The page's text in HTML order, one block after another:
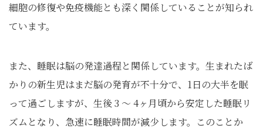
細胞の修復や免疫機能とも深く関係していることが知られ
ています。
また、睡眠は脳の発達過程と関係しています。生まれたば
かりの新生児はまだ脳の発育が不十分で、1日の大半を眠
って過ごしますが、生後 3 〜 4ヶ月頃から安定した睡眠リ
ズムとなり、急速に睡眠時間が減少します。このことか